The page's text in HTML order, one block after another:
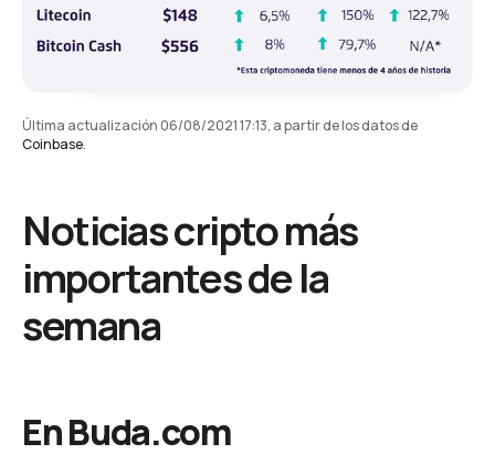
Última actualización 06/08/2021 17:13, a partir de los datos de
Coinbase.
Noticias cripto más
importantes de la
semana
EnBuda.com